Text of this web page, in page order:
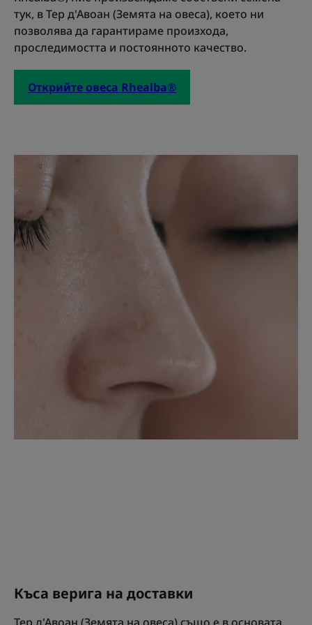
тук, в Тер д'Авоан (Земята на овеса), което ни
позволява да гарантираме произхода,
проследимостта и постоянното качество.
Открийте овеса Rhealba®
Къса верига на доставки